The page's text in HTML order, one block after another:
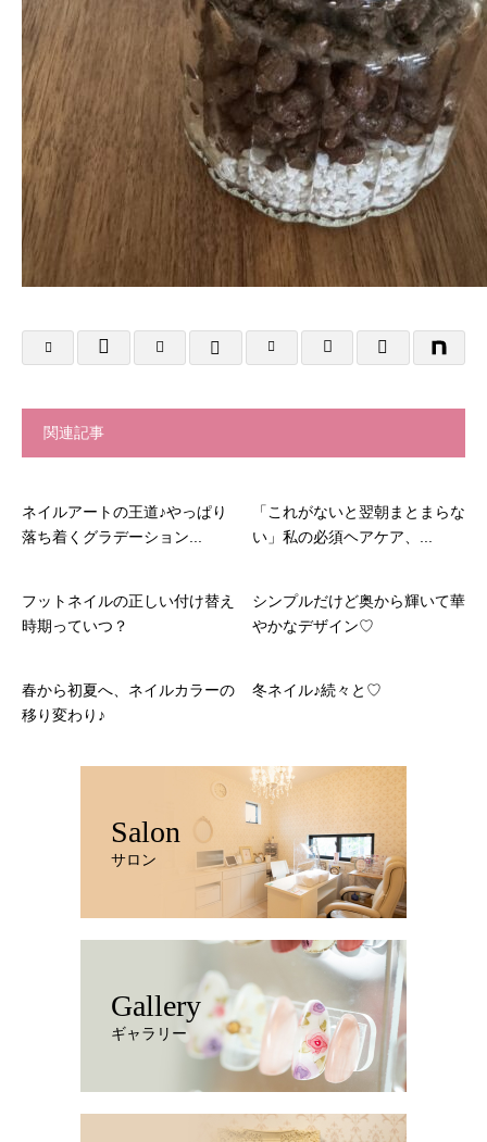
関連記事
ネイルアートの王道♪やっぱり
落ち着くグラデーション...
「これがないと翌朝まとまらな
い」私の必須ヘアケア、...
フットネイルの正しい付け替え
時期っていつ？
シンプルだけど奥から輝いて華
やかなデザイン♡
春から初夏へ、ネイルカラーの
移り変わり♪
冬ネイル♪続々と♡
Salon
サロン
Gallery
ギャラリー